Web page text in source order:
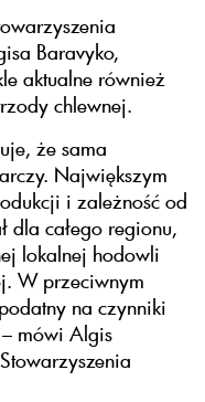
Baravyko,
aktualne również
chlewnej.
że sama
Największym
i zależność od
dla całego regionu,
lokalnej hodowli
W przeciwnym
na czynniki
mówi Algis